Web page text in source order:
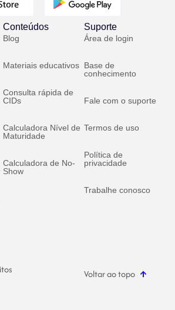
Conteúdos
Blog
Materiais educativos
Consulta rápida de
CIDs
Calculadora Nível de
Maturidade
Calculadora de No-
Show
Suporte
Área de login
Base de
conhecimento
Fale com o suporte
Termos de uso
Política de
privacidade
Trabalhe conosco
Voltar ao topo